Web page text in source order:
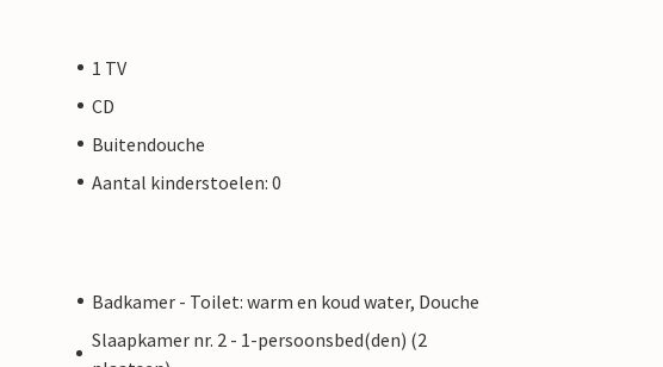
1 TV
CD
Buitendouche
Aantal kinderstoelen: 0
Badkamer - Toilet: warm en koud water, Douche
Slaapkamer nr. 2 - 1-persoonsbed(den) (2